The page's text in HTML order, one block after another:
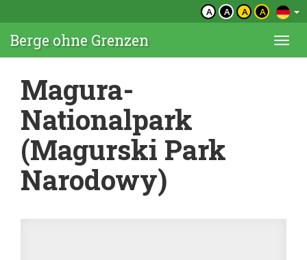
A A A A
Berge ohne Grenzen
Magura-
Nationalpark
(Magurski Park
Narodowy)